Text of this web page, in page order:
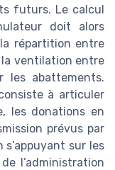
futurs. Le calcul
doit alors
répartition entre
ventilation entre
les abattements.
à articuler
les donations en
prévus par
s’appuyant sur les
l’administration